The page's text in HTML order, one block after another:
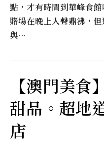
點，才有時間到華峰食
賭場在晚上人聲鼎沸，
與…
【澳門美食
甜品。超地
店